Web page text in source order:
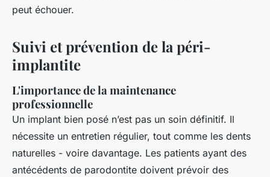
peut échouer.
Suivi et prévention de la péri-
implantite
L'importance de la maintenance
professionnelle
Un implant bien posé n’est pas un soin définitif. Il
nécessite un entretien régulier, tout comme les dents
naturelles - voire davantage. Les patients ayant des
antécédents de parodontite doivent prévoir des